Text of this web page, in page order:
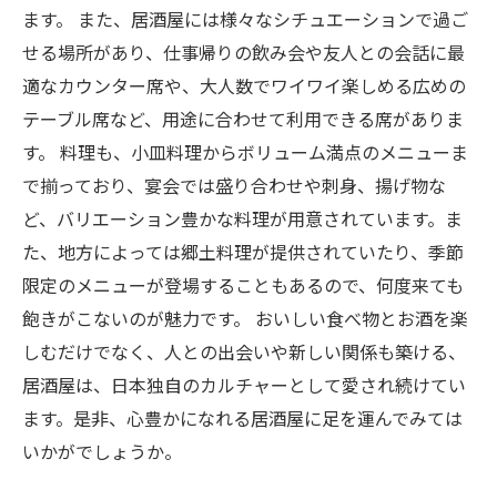
ます。 また、居酒屋には様々なシチュエーションで過ご
せる場所があり、仕事帰りの飲み会や友人との会話に最
適なカウンター席や、大人数でワイワイ楽しめる広めの
テーブル席など、用途に合わせて利用できる席がありま
す。 料理も、小皿料理からボリューム満点のメニューま
で揃っており、宴会では盛り合わせや刺身、揚げ物な
ど、バリエーション豊かな料理が用意されています。ま
た、地方によっては郷土料理が提供されていたり、季節
限定のメニューが登場することもあるので、何度来ても
飽きがこないのが魅力です。 おいしい食べ物とお酒を楽
しむだけでなく、人との出会いや新しい関係も築ける、
居酒屋は、日本独自のカルチャーとして愛され続けてい
ます。是非、心豊かになれる居酒屋に足を運んでみては
いかがでしょうか。